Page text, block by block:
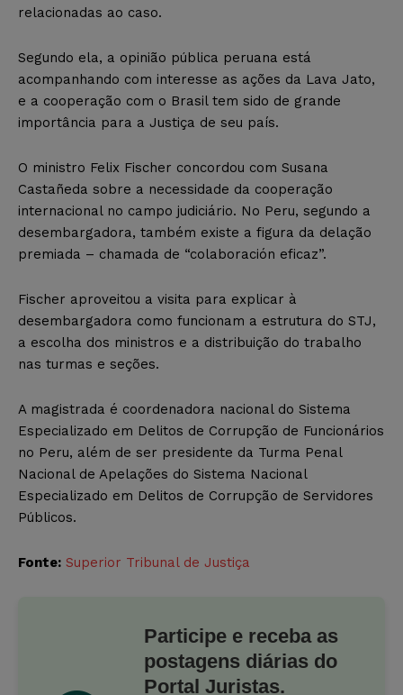
relacionadas ao caso.
Segundo ela, a opinião pública peruana está
acompanhando com interesse as ações da Lava Jato,
e a cooperação com o Brasil tem sido de grande
importância para a Justiça de seu país.
O ministro Felix Fischer concordou com Susana
Castañeda sobre a necessidade da cooperação
internacional no campo judiciário. No Peru, segundo a
desembargadora, também existe a figura da delação
premiada – chamada de “colaboración eficaz”.
Fischer aproveitou a visita para explicar à
desembargadora como funcionam a estrutura do STJ,
a escolha dos ministros e a distribuição do trabalho
nas turmas e seções.
A magistrada é coordenadora nacional do Sistema
Especializado em Delitos de Corrupção de Funcionários
no Peru, além de ser presidente da Turma Penal
Nacional de Apelações do Sistema Nacional
Especializado em Delitos de Corrupção de Servidores
Públicos.
Fonte: Superior Tribunal de Justiça
Participe e receba as
postagens diárias do
Portal Juristas.